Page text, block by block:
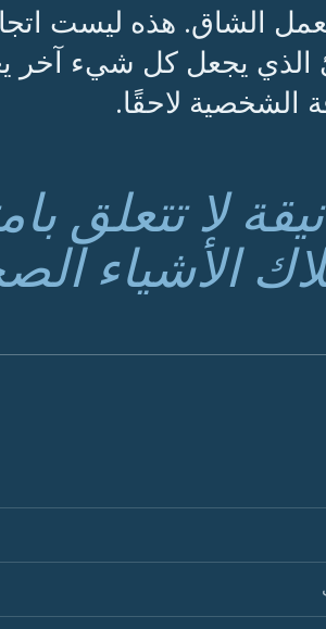
الشاق. هذه ليست
الذي يجعل كل شيء آخر
الشخصية لاحقًا.
لا تتعلق
الأشياء